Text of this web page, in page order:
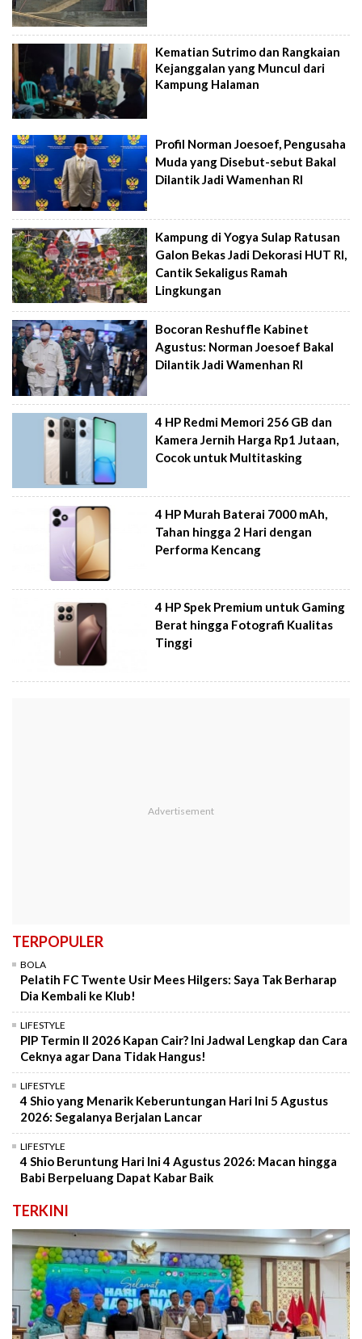
Kematian Sutrimo dan Rangkaian
Kejanggalan yang Muncul dari
Kampung Halaman
Profil Norman Joesoef, Pengusaha
Muda yang Disebut-sebut Bakal
Dilantik Jadi Wamenhan RI
Kampung di Yogya Sulap Ratusan
Galon Bekas Jadi Dekorasi HUT RI,
Cantik Sekaligus Ramah
Lingkungan
Bocoran Reshuffle Kabinet
Agustus: Norman Joesoef Bakal
Dilantik Jadi Wamenhan RI
4 HP Redmi Memori 256 GB dan
Kamera Jernih Harga Rp1 Jutaan,
Cocok untuk Multitasking
4 HP Murah Baterai 7000 mAh,
Tahan hingga 2 Hari dengan
Performa Kencang
4 HP Spek Premium untuk Gaming
Berat hingga Fotografi Kualitas
Tinggi
TERPOPULER
BOLA
Pelatih FC Twente Usir Mees Hilgers: Saya Tak Berharap
Dia Kembali ke Klub!
LIFESTYLE
PIP Termin II 2026 Kapan Cair? Ini Jadwal Lengkap dan Cara
Ceknya agar Dana Tidak Hangus!
LIFESTYLE
4 Shio yang Menarik Keberuntungan Hari Ini 5 Agustus
2026: Segalanya Berjalan Lancar
LIFESTYLE
4 Shio Beruntung Hari Ini 4 Agustus 2026: Macan hingga
Babi Berpeluang Dapat Kabar Baik
TERKINI